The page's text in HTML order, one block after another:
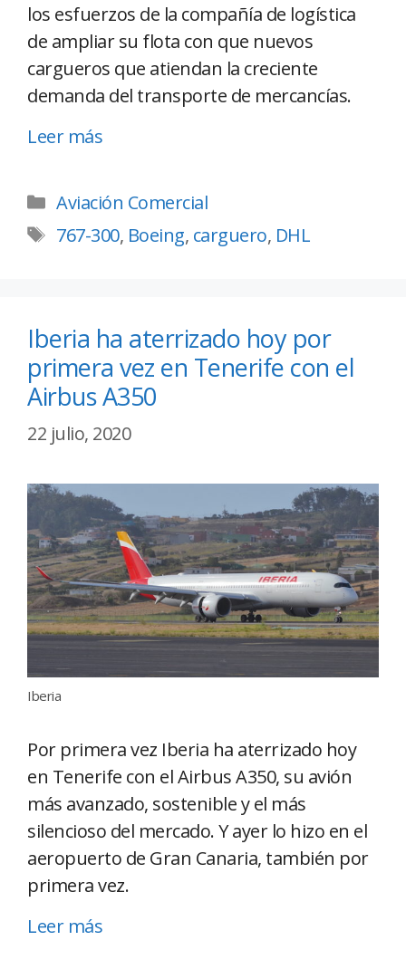
los esfuerzos de la compañía de logística
de ampliar su flota con que nuevos
cargueros que atiendan la creciente
demanda del transporte de mercancías.
Leer más
Aviación Comercial
767-300, Boeing, carguero, DHL
Iberia ha aterrizado hoy por
primera vez en Tenerife con el
Airbus A350
22 julio, 2020
Iberia
Por primera vez Iberia ha aterrizado hoy
en Tenerife con el Airbus A350, su avión
más avanzado, sostenible y el más
silencioso del mercado. Y ayer lo hizo en el
aeropuerto de Gran Canaria, también por
primera vez.
Leer más